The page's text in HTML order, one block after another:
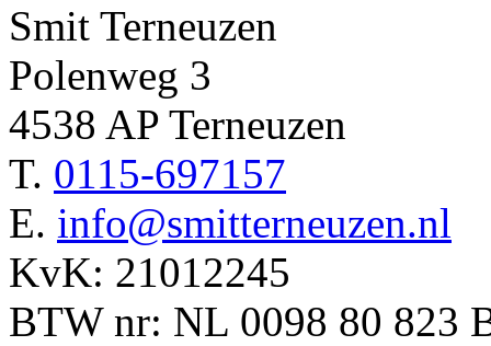
Smit Terneuzen
Polenweg 3
4538 AP Terneuzen
T. 0115-697157
E. info@smitterneuzen.nl
KvK: 21012245
BTW nr: NL 0098 80 823